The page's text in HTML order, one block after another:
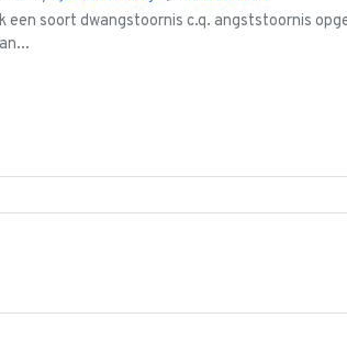
een soort dwangstoornis c.q. angststoornis